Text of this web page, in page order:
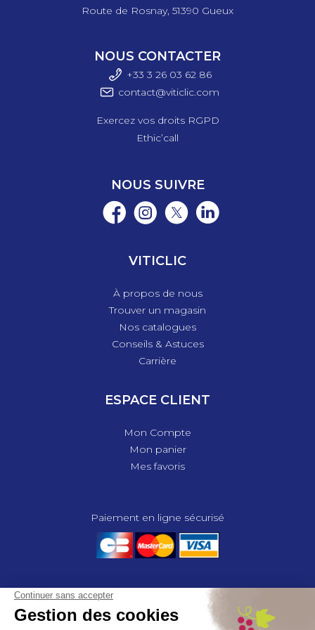
Route de Rosnay, 51390 Gueux
NOUS CONTACTER
+33 3 26 03 62 86
contact@viticlic.com
Exercez vos droits RGPD
Ethic’call
NOUS SUIVRE
VITICLIC
À propos de nous
Trouver un magasin
Nos catalogues
Conseils & Astuces
Carrière
ESPACE CLIENT
Mon Compte
Mon panier
Mes favoris
Paiement en ligne sécurisé
© 2025 - GROUPE COMPAS, TOUS DROITS RÉSERVÉS.
MENTIONS LÉGALES
CGV
POLITIQUE DE CONFIDENTIALITÉ